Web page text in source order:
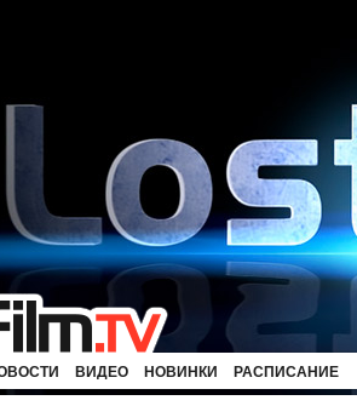
ВИДЕО НОВИНКИ РАСПИСАНИЕ